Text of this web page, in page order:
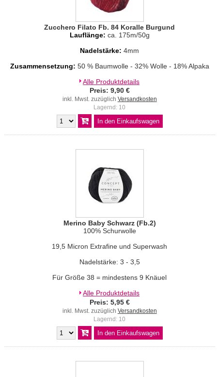
Zucchero Filato Fb. 84 Koralle Burgund
Lauflänge: ca. 175m/50g
Nadelstärke: 4mm
Zusammensetzung: 50 % Baumwolle - 32% Wolle - 18% Alpaka
Alle Produktdetails
Preis: 9,90 €
inkl. Mwst. zuzüglich Versandkosten
Lagernd: 10
Merino Baby Schwarz (Fb.2)
100% Schurwolle
19,5 Micron Extrafine und Superwash
Nadelstärke: 3 - 3,5
Für Größe 38 = mindestens 9 Knäuel
Alle Produktdetails
Preis: 5,95 €
inkl. Mwst. zuzüglich Versandkosten
Lagernd: 10